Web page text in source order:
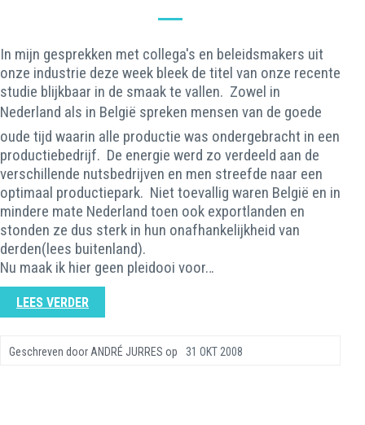
In mijn gesprekken met collega's en beleidsmakers uit
onze industrie deze week bleek de titel van onze recente
studie blijkbaar in de smaak te vallen. Zowel in
Nederland als in België spreken mensen van de goede
oude tijd waarin alle productie was ondergebracht in een
productiebedrijf. De energie werd zo verdeeld aan de
verschillende nutsbedrijven en men streefde naar een
optimaal productiepark. Niet toevallig waren België en in
mindere mate Nederland toen ook exportlanden en
stonden ze dus sterk in hun onafhankelijkheid van
derden(lees buitenland).
Nu maak ik hier geen pleidooi voor…
LEES VERDER
Geschreven door ANDRÉ JURRES op 31 OKT 2008